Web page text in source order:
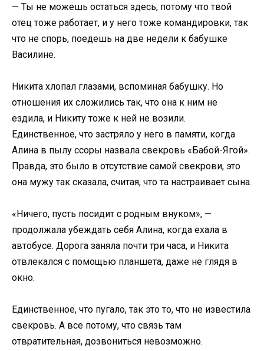
— Ты не можешь остаться здесь, потому что твой
отец тоже работает, и у него тоже командировки, так
что не спорь, поедешь на две недели к бабушке
Василине.
Никита хлопал глазами, вспоминая бабушку. Но
отношения их сложились так, что она к ним не
ездила, и Никиту тоже к ней не возили.
Единственное, что застряло у него в памяти, когда
Алина в пылу ссоры назвала свекровь «Бабой-Ягой».
Правда, это было в отсутствие самой свекрови, это
она мужу так сказала, считая, что та настраивает сына.
«Ничего, пусть посидит с родным внуком», —
продолжала убеждать себя Алина, когда ехала в
автобусе. Дорога заняла почти три часа, и Никита
отвлекался с помощью планшета, даже не глядя в
окно.
Единственное, что пугало, так это то, что не известила
свекровь. А все потому, что связь там
отвратительная, дозвониться невозможно.